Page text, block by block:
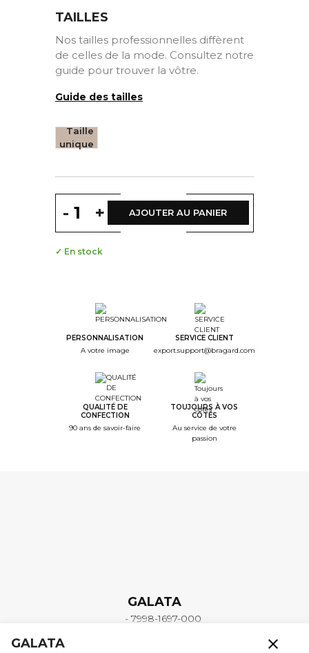
GALATA close
TAILLES
Nos tailles professionnelles diffèrent
de celles de la mode. Consultez notre
guide pour trouver la vôtre.
Guide des tailles
Taille
unique
- + AJOUTER AU PANIER
✓ En stock
PERSONNALISATION
A votre image
SERVICE CLIENT
export.support@bragard.com
QUALITÉ DE
CONFECTION
90 ans de savoir-faire
TOUJOURS À VOS
CÔTÉS
Au service de votre
passion
GALATA
- 7998-1697-000